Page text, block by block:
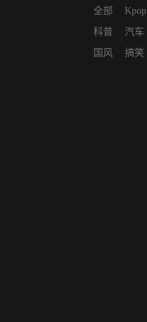
全部
科普
国风
Kpop
汽车
搞笑